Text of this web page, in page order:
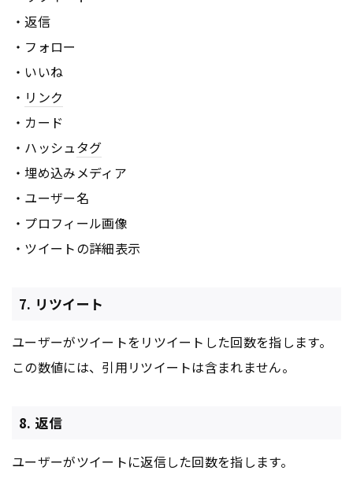
・返信
・フォロー
・いいね
・ リンク
・カード
・ハッシュタグ
・埋め込みメディア
・ユーザー名
・プロフィール画像
・ツイートの詳細表示
7. リツイート
ユーザーがツイートをリツイートした回数を指します。
この数値には、引用リツイートは含まれません。
8. 返信
ユーザーがツイートに返信した回数を指します。